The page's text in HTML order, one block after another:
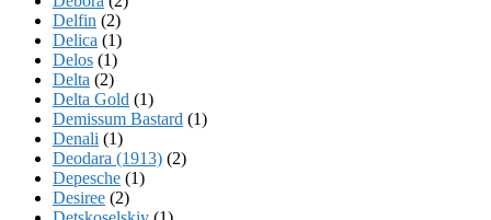
Delfin (2)
Delica (1)
Delos (1)
Delta (2)
Delta Gold (1)
Demissum Bastard (1)
Denali (1)
Deodara (1913) (2)
Depesche (1)
Desiree (2)